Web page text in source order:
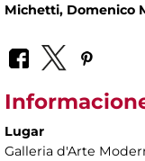
Michetti, Domenico
Lugar
Galleria d'Arte